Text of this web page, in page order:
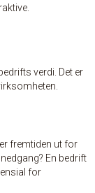
verdi. Det er
fremtiden ut for
En bedrift
for